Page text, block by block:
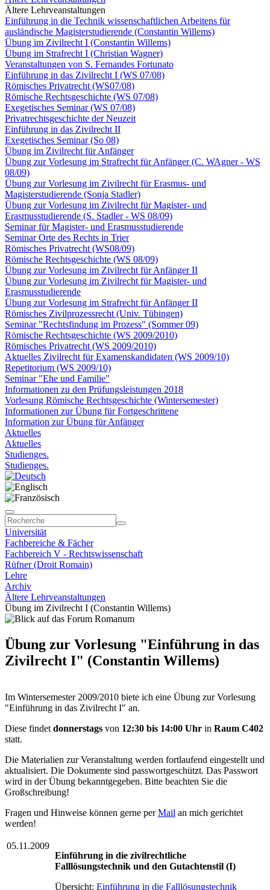
Ältere Lehrveanstaltungen
Einführung in die Technik wissenschaftlichen Arbeitens für
ausländische Magisterstudierende (Constantin Willems)
Übung im Zivilrecht I (Constantin Willems)
Übung im Strafrecht I (Christian Wagner)
Veranstaltungen von S. Fernandes Fortunato
Einführung in das Zivilrecht I (WS 07/08)
Römisches Privatrecht (WS07/08)
Römische Rechtsgeschichte (WS 07/08)
Exegetisches Seminar (WS 07/08)
Privatrechtsgeschichte der Neuzeit
Einführung in das Zivilrecht II
Exegetisches Seminar (So 08)
Übung im Zivilrecht für Anfänger
Übung zur Vorlesung im Strafrecht für Anfänger (C. WAgner - WS
08/09)
Übung zur Vorlesung im Zivilrecht für Erasmus- und
Magisterstudierende (Sonja Stadler)
Übung zur Vorlesung im Zivilrecht für Magister- und
Erasmusstudierende (S. Stadler - WS 08/09)
Seminar für Magister- und Erasmusstudierende
Seminar Orte des Rechts in Trier
Römisches Privatrecht (WS08/09)
Römische Rechtsgeschichte (WS 08/09)
Übung zur Vorlesung im Zivilrecht für Anfänger II
Übung zur Vorlesung im Zivilrecht für Magister- und
Erasmusstudierende
Übung zur Vorlesung im Strafrecht für Anfänger II
Römisches Zivilprozessrecht (Univ. Tübingen)
Seminar "Rechtsfindung im Prozess" (Sommer 09)
Römische Rechtsgeschichte (WS 2009/2010)
Römisches Privatrecht (WS 2009/2010)
Aktuelles Zivilrecht für Examenskandidaten (WS 2009/10)
Repetitorium (WS 2009/10)
Seminar "Ehe und Familie"
Informationen zu den Prüfungsleistungen 2018
Vorlesung Römische Rechtsgeschichte (Wintersemester)
Informationen zur Übung für Fortgeschrittene
Information zur Übung für Anfänger
Aktuelles
Aktuelles
Studienges.
Studienges.
Universität
Fachbereiche & Fächer
Fachbereich V - Rechtswissenschaft
Rüfner (Droit Romain)
Lehre
Archiv
Ältere Lehrveanstaltungen
Übung im Zivilrecht I (Constantin Willems)
Übung zur Vorlesung "Einführung in das
Zivilrecht I" (Constantin Willems)
Im Wintersemester 2009/2010 biete ich eine Übung zur Vorlesung
"Einführung in das Zivilrecht I" an.
Diese findet donnerstags von 12:30 bis 14:00 Uhr in Raum C402
statt.
Die Materialien zur Veranstaltung werden fortlaufend eingestellt und
aktualisiert. Die Dokumente sind passwortgeschützt. Das Passwort
wird in der Übung bekanntgegeben. Bitte beachten Sie die
Großschreibung!
Fragen und Hinweise können gerne perMail an mich gerichtet
werden!
05.11.2009
Einführung in die zivilrechtliche
Falllösungstechnik und den Gutachtenstil (I)
Übersicht: Einführung in die Falllösungstechnik